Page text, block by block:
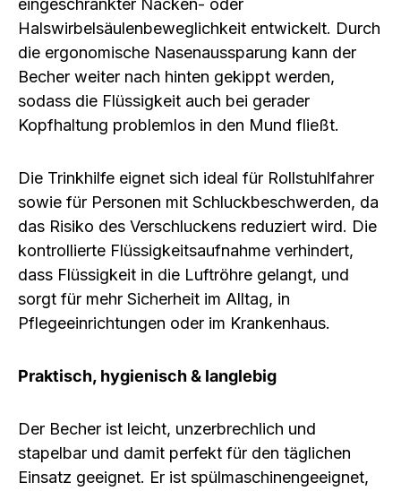
eingeschränkter Nacken- oder
Halswirbelsäulenbeweglichkeit entwickelt. Durch
die ergonomische Nasenaussparung kann der
Becher weiter nach hinten gekippt werden,
sodass die Flüssigkeit auch bei gerader
Kopfhaltung problemlos in den Mund fließt.
Die Trinkhilfe eignet sich ideal für Rollstuhlfahrer
sowie für Personen mit Schluckbeschwerden, da
das Risiko des Verschluckens reduziert wird. Die
kontrollierte Flüssigkeitsaufnahme verhindert,
dass Flüssigkeit in die Luftröhre gelangt, und
sorgt für mehr Sicherheit im Alltag, in
Pflegeeinrichtungen oder im Krankenhaus.
Praktisch, hygienisch & langlebig
Der Becher ist leicht, unzerbrechlich und
stapelbar und damit perfekt für den täglichen
Einsatz geeignet. Er ist spülmaschinengeeignet,